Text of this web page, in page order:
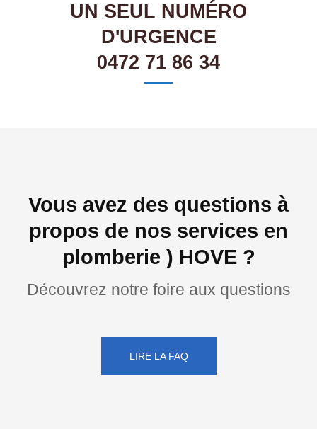
UN SEUL NUMÉRO
D'URGENCE
0472 71 86 34
Vous avez des questions à
propos de nos services en
plomberie ) HOVE ?
Découvrez notre foire aux questions
LIRE LA FAQ